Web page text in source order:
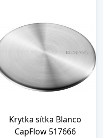
Krytka sítka Blanco
CapFlow 517666